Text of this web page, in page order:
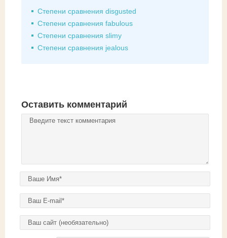
Степени сравнения disgusted
Степени сравнения fabulous
Степени сравнения slimy
Степени сравнения jealous
Оставить комментарий
Комментарий*
Ваше имя*
E-mail *
Домашняя страница